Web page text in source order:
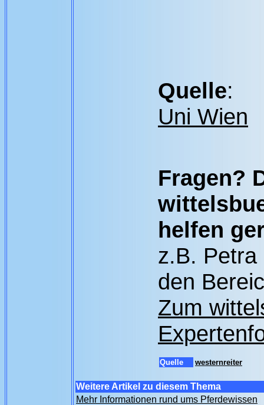
Quelle:
Uni Wien
Fragen?
helfen
z.B. Petra
den
Zum
Quelle westernreiter
Weitere Artikel zu diesem Thema
Mehr Informationen rund ums Pferdewissen